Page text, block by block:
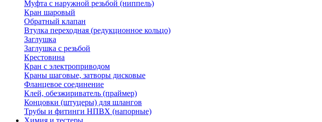
Муфта с наружной резьбой (ниппель)
Кран шаровый
Обратный клапан
Втулка переходная (редукционное кольцо)
Заглушка
Заглушка с резьбой
Крестовина
Кран с электроприводом
Краны шаговые, затворы дисковые
Фланцевое соединение
Клей, обезжириватель (праймер)
Концовки (штуцеры) для шлангов
Трубы и фитинги НПВХ (напорные)
Химия и тестеры